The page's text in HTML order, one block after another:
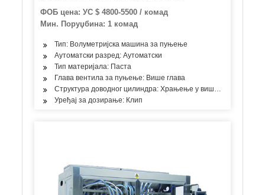
Козметичка крема лосион Храна Мед
маслац пасте пасте флаша канта за флаше
ФОБ цена: УС $ 4800-5500 / комад
Мин. Поруџбина: 1 комад
Тип: Волуметријска машина за пуњење
Аутоматски разред: Аутоматски
Тип материјала: Паста
Глава вентила за пуњење: Више глава
Структура доводног цилиндра: Храњење у више просторија
Уређај за дозирање: Клип